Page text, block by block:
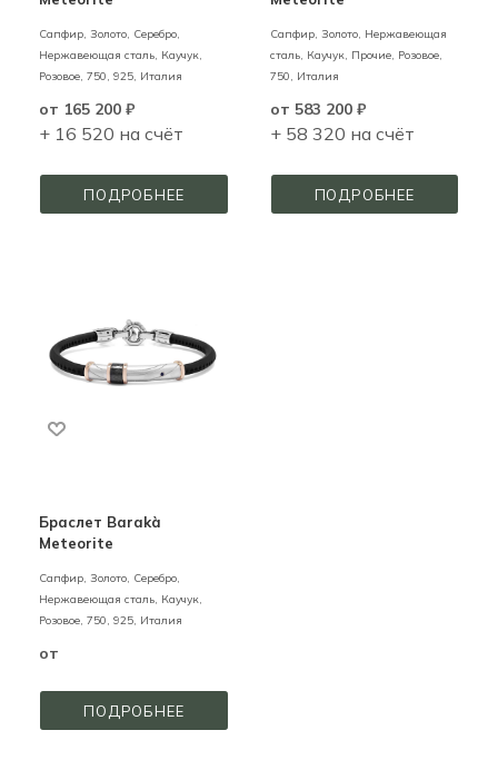
Сапфир, Золото, Серебро,
Нержавеющая сталь, Каучук,
Розовое, 750, 925, Италия
от 165 200 ₽
+ 16 520 на счёт
ПОДРОБНЕЕ
Сапфир, Золото, Нержавеющая
сталь, Каучук, Прочие, Розовое,
750,
Италия
от 583 200 ₽
+ 58 320 на счёт
ПОДРОБНЕЕ
Браслет Barakà
Meteorite
Сапфир, Золото, Серебро,
Нержавеющая сталь, Каучук,
Розовое, 750, 925, Италия
от
ПОДРОБНЕЕ